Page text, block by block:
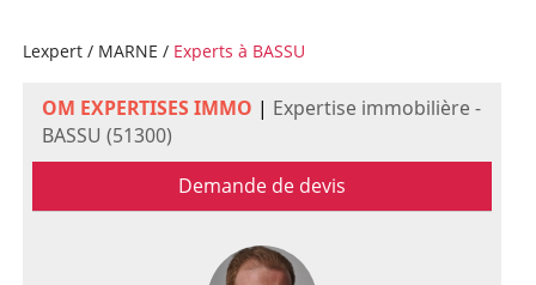
Lexpert/ MARNE / Experts à BASSU
OM EXPERTISES IMMO | Expertise immobilière -
BASSU (51300)
Demande de devis